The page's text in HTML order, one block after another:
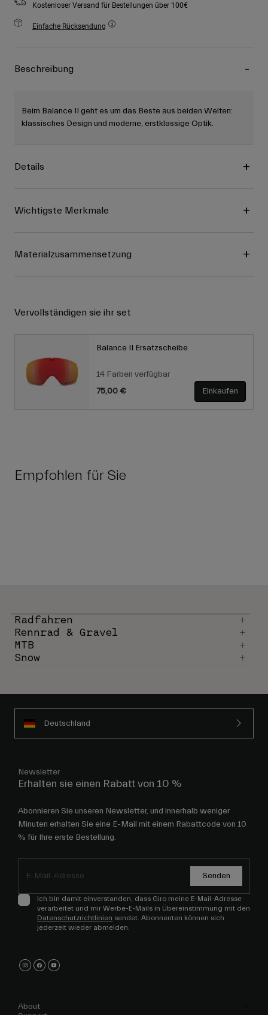
Kostenloser Versand für Bestellungen über 100€
Einfache Rücksendung
Beschreibung
Beim Balance II geht es um das Beste aus beiden Welten:
klassisches Design und moderne, erstklassige Optik.
Details
Wichtigste Merkmale
Materialzusammensetzung
Vervollständigen sie ihr set
Balance II Ersatzscheibe
14 Farben verfügbar
75,00 €
Einkaufen
Empfohlen für Sie
Radfahren
Rennrad & Gravel
MTB
Snow
Deutschland
Newsletter
Erhalten sie einen Rabatt von 10 %
Abonnieren Sie unseren Newsletter, und innerhalb weniger
Minuten erhalten Sie eine E-Mail mit einem Rabattcode von 10
% für Ihre erste Bestellung.
Senden
Ich bin damit einverstanden, dass Giro meine E-Mail-Adresse
verarbeitet und mir Werbe-E-Mails in Übereinstimmung mit den
Datenschutzrichtlinien sendet. Abonnenten können sich
jederzeit wieder abmelden.
About